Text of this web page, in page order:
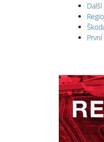
Další